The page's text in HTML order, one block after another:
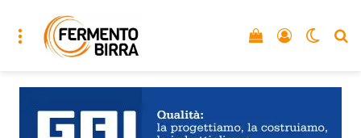
Menu Accedi
Vedi il carrello